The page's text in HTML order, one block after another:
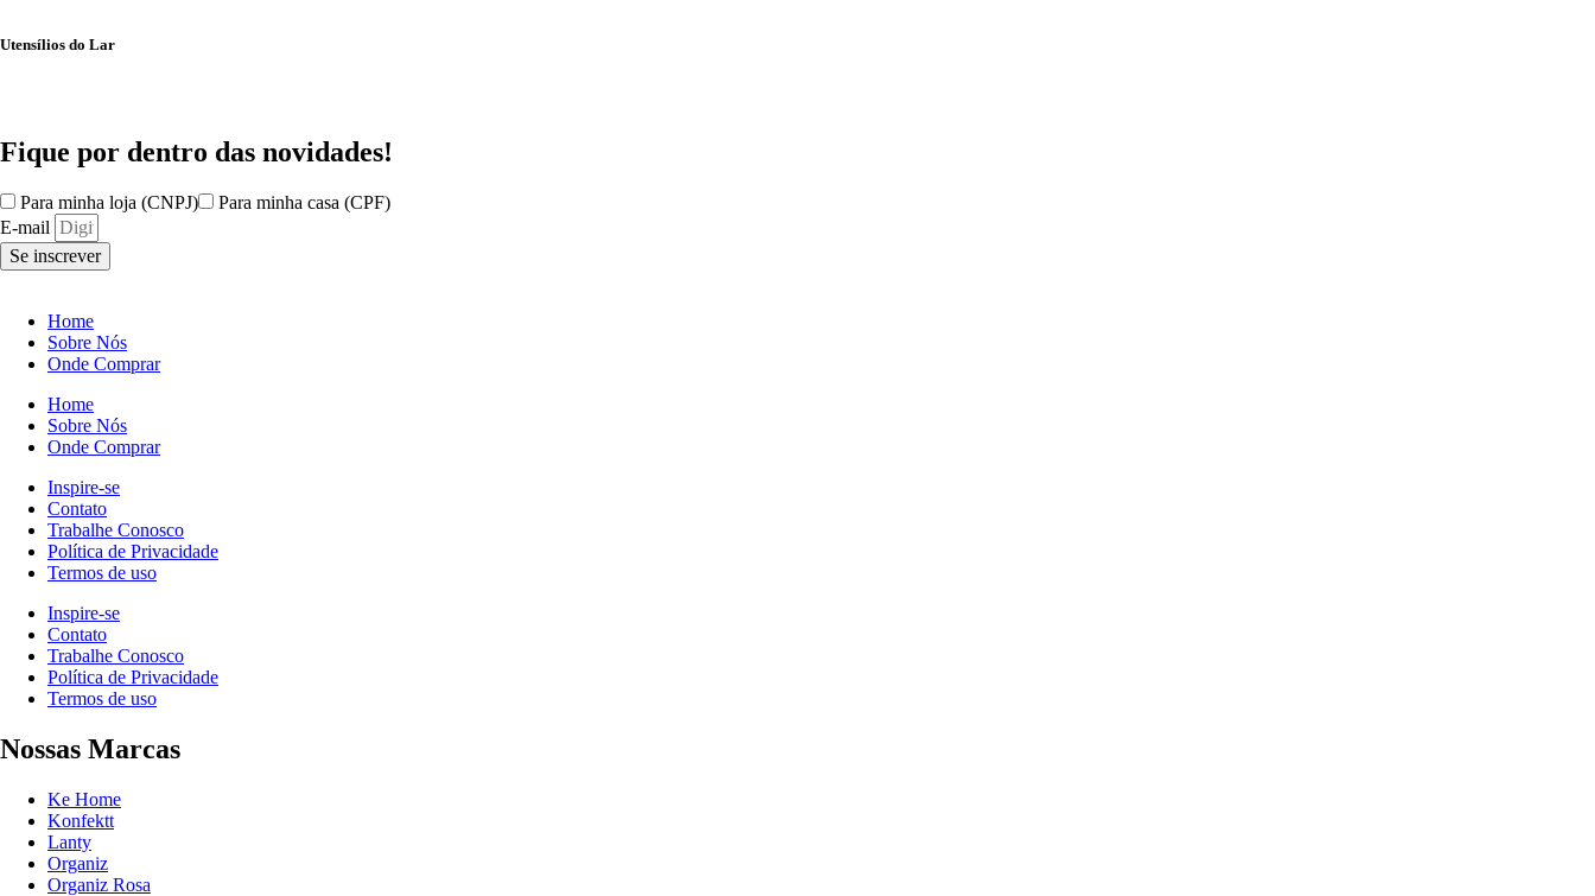
Utensílios do Lar
Fique por dentro das novidades!
Para minha loja (CNPJ)
Para minha casa (CPF)
E-mail
Se inscrever
Home
Sobre Nós
Onde Comprar
Home
Sobre Nós
Onde Comprar
Inspire-se
Contato
Trabalhe Conosco
Política de Privacidade
Termos de uso
Inspire-se
Contato
Trabalhe Conosco
Política de Privacidade
Termos de uso
Nossas Marcas
Ke Home
Konfektt
Lanty
Organiz
Organiz Rosa